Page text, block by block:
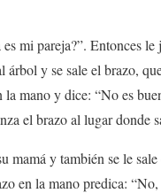
mi pareja?”. Entonces le
árbol y se sale el brazo,
la mano y dice: “No es
el brazo al lugar donde
mamá y también se le
en la mano predica: